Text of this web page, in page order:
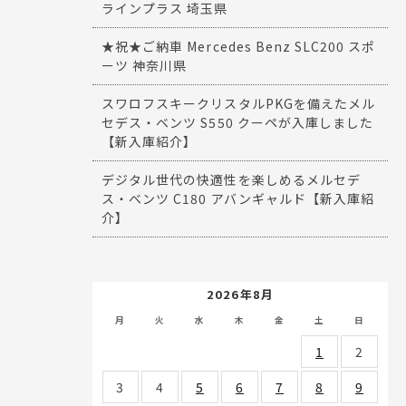
ラインプラス 埼玉県
★祝★ご納車 Mercedes Benz SLC200 スポ
ーツ 神奈川県
スワロフスキークリスタルPKGを備えたメル
セデス・ベンツ S550 クーペが入庫しました
【新入庫紹介】
デジタル世代の快適性を楽しめるメルセデ
ス・ベンツ C180 アバンギャルド【新入庫紹
介】
2026年8月
月 火 水 木 金 土 日
1
2
3
4 5 6 7 8 9